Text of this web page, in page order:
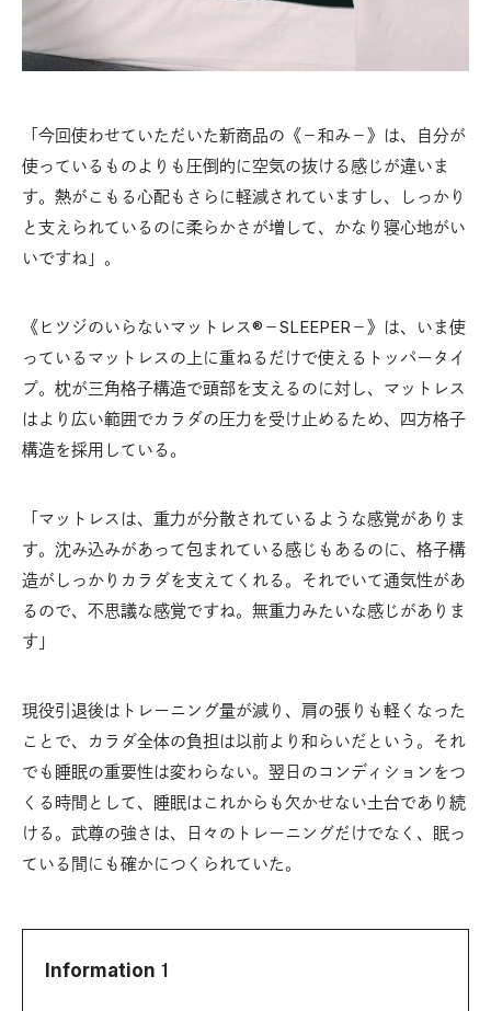
「今回使わせていただいた新商品の《－和み－》は、自分が
使っているものよりも圧倒的に空気の抜ける感じが違いま
す。熱がこもる心配もさらに軽減されていますし、しっかり
と支えられているのに柔らかさが増して、かなり寝心地がい
いですね」。
《ヒツジのいらないマットレス® －SLEEPER－》は、いま使
っているマットレスの上に重ねるだけで使えるトッパータイ
プ。枕が三角格子構造で頭部を支えるのに対し、マットレス
はより広い範囲でカラダの圧力を受け止めるため、四方格子
構造を採用している。
「マットレスは、重力が分散されているような感覚がありま
す。沈み込みがあって包まれている感じもあるのに、格子構
造がしっかりカラダを支えてくれる。それでいて通気性があ
るので、不思議な感覚ですね。無重力みたいな感じがありま
す」
現役引退後はトレーニング量が減り、肩の張りも軽くなった
ことで、カラダ全体の負担は以前より和らいだという。それ
でも睡眠の重要性は変わらない。翌日のコンディションをつ
くる時間として、睡眠はこれからも欠かせない土台であり続
ける。武尊の強さは、日々のトレーニングだけでなく、眠っ
ている間にも確かにつくられていた。
Information１